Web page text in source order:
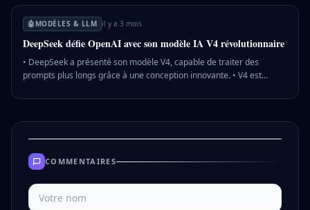
RGPD et l'IA Act, face à cette innovation. 💡 Pourquoi c'est important
: L'Europe doit concilier innovation IA et régulation stricte, un enjeu
🤖 MODÈLES & LLM il y a 3 mois
DeepSeek défie OpenAI avec son modèle IA V4 révolutionnaire
• DeepSeek a présenté son modèle V4, capable de traiter des
prompts plus longs grâce à une conception innovante. • V4 est
chinoise à Nvidia. • La Chine a bloqué l'acquisition de Manus par
DeepSeek et les tensions sino-américaines en IA pourraient
redéfinir l'équilibre technologique mondial.
COMMENTAIRES